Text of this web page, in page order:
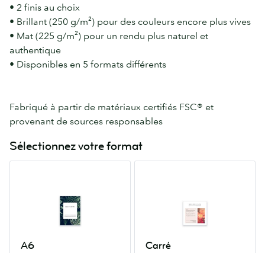
• 2 finis au choix
• Brillant (250 g/m²) pour des couleurs encore plus vives
• Mat (225 g/m²) pour un rendu plus naturel et
authentique
• Disponibles en 5 formats différents
Fabriqué à partir de matériaux certifiés FSC® et
provenant de sources responsables
Sélectionnez votre format
A6 Carré